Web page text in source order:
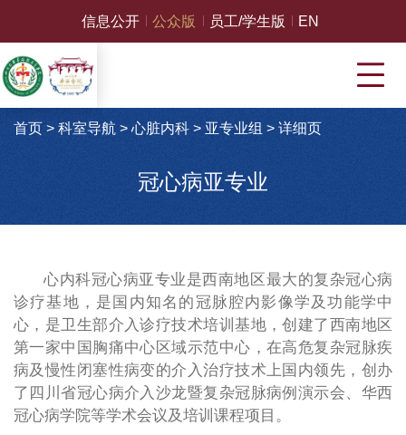
信息公开 公众版 员工/学生版 EN
首页 > 科室导航> 心脏内科> 亚专业组 > 详细页
冠心病亚专业
心内科冠心病亚专业是西南地区最大的复杂冠心病
诊疗基地，是国内知名的冠脉腔内影像学及功能学中
心，是卫生部介入诊疗技术培训基地，创建了西南地区
第一家中国胸痛中心区域示范中心，在高危复杂冠脉疾
病及慢性闭塞性病变的介入治疗技术上国内领先，创办
了四川省冠心病介入沙龙暨复杂冠脉病例演示会、华西
冠心病学院等学术会议及培训课程项目。